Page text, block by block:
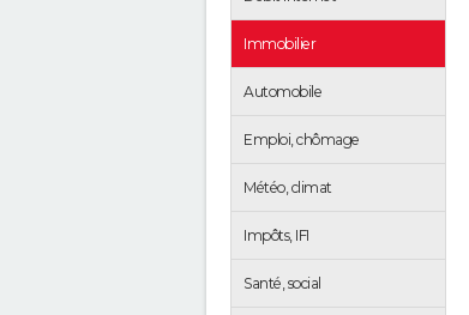
Immobilier
Automobile
Emploi, chômage
Météo, climat
Impôts, IFI
Santé, social